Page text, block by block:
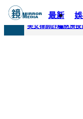
最新
快訊